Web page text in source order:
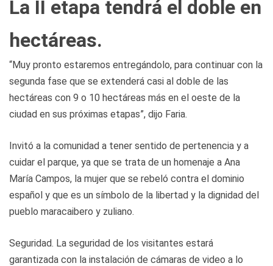
La II etapa tendrá el doble en
hectáreas.
“Muy pronto estaremos entregándolo, para continuar con la
segunda fase que se extenderá casi al doble de las
hectáreas con 9 o 10 hectáreas más en el oeste de la
ciudad en sus próximas etapas”, dijo Faria.
Invitó a la comunidad a tener sentido de pertenencia y a
cuidar el parque, ya que se trata de un homenaje a Ana
María Campos, la mujer que se rebeló contra el dominio
español y que es un símbolo de la libertad y la dignidad del
pueblo maracaibero y zuliano.
Seguridad. La seguridad de los visitantes estará
garantizada con la instalación de cámaras de video a lo